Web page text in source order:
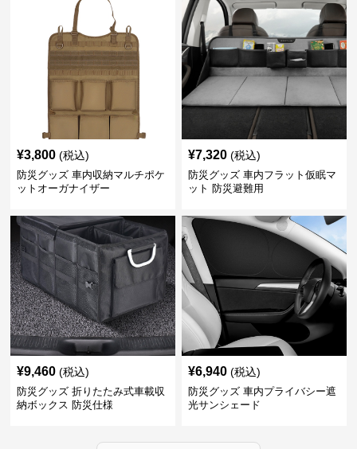
¥3,800 (税込)
防災グッズ 車内収納マルチポケ
ットオーガナイザー
¥7,320 (税込)
防災グッズ 車内フラット仮眠マ
ット 防災避難用
¥9,460 (税込)
防災グッズ 折りたたみ式車載収
納ボックス 防災仕様
¥6,940 (税込)
防災グッズ 車内プライバシー遮
光サンシェード